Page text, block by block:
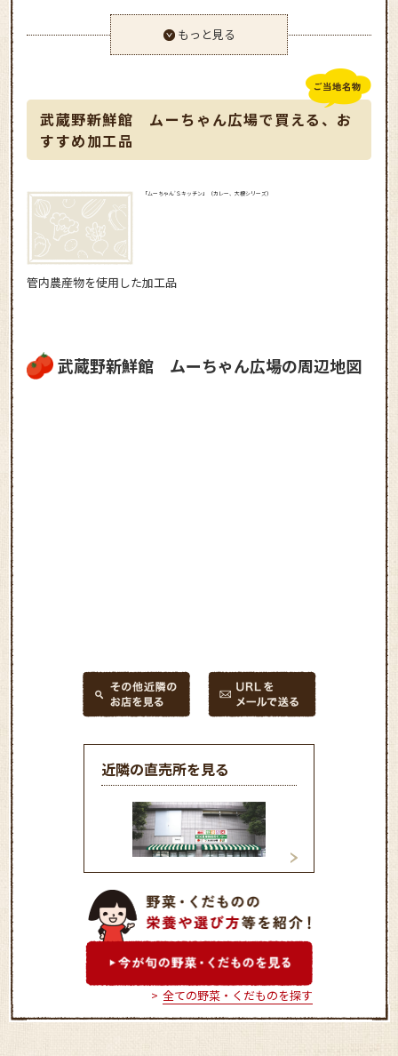
もっと見る
武蔵野新鮮館 ムーちゃん広場で買える、お
すすめ加工品
「ムーちゃん’Ｓキッチン」（カレー、大根シリーズ）
管内農産物を使用した加工品
武蔵野新鮮館 ムーちゃん広場の周辺地図
近隣の直売所を見る
和光農産物直売センター
（ふれあい畑）
新座農産物直売
（とれたて畑）
全ての野菜・くだものを探す